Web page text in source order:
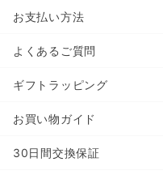
お支払い方法
よくあるご質問
ギフトラッピング
お買い物ガイド
30日間交換保証